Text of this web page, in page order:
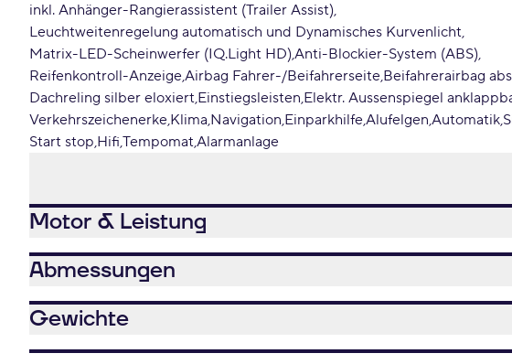
inkl. Anhänger-Rangierassistent (Trailer Assist)
Leuchtweitenregelung automatisch und Dynamisches Kurvenlicht
Matrix-LED-Scheinwerfer (IQ.Light HD)Anti-Blockier-System (ABS)
Reifenkontroll-AnzeigeAirbag Fahrer-/Beifahrerseite Beifahrerairbag
Dachreling silber eloxiert Einstiegsleisten Elektr. Aussenspiegel
Verkehrszeichenerke Klima Navigation EinparkhilfeAlufelgen Automatik
Start stop Hifi TempomatAlarmanlage
Motor & Leistung
Abmessungen
Gewichte